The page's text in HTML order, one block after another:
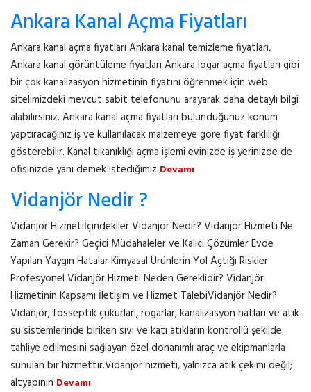
Ankara Kanal Açma Fiyatları
Ankara kanal açma fiyatları Ankara kanal temizleme fiyatları,
Ankara kanal görüntüleme fiyatları Ankara logar açma fiyatları gibi
bir çok kanalizasyon hizmetinin fiyatını öğrenmek için web
sitelimizdeki mevcut sabit telefonunu arayarak daha detaylı bilgi
alabilirsiniz. Ankara kanal açma fiyatları bulunduğunuz konum
yaptıracağınız iş ve kullanılacak malzemeye göre fiyat farklılığı
gösterebilir. Kanal tıkanıklığı açma işlemi evinizde iş yerinizde de
ofisinizde yani demek istediğimiz Devamı
Vidanjör Nedir ?
Vidanjör Hizmetiİçindekiler Vidanjör Nedir? Vidanjör Hizmeti Ne
Zaman Gerekir? Geçici Müdahaleler ve Kalıcı Çözümler Evde
Yapılan Yaygın Hatalar Kimyasal Ürünlerin Yol Açtığı Riskler
Profesyonel Vidanjör Hizmeti Neden Gereklidir? Vidanjör
Hizmetinin Kapsamı İletişim ve Hizmet TalebiVidanjör Nedir?
Vidanjör; fosseptik çukurları, rögarlar, kanalizasyon hatları ve atık
su sistemlerinde biriken sıvı ve katı atıkların kontrollü şekilde
tahliye edilmesini sağlayan özel donanımlı araç ve ekipmanlarla
sunulan bir hizmettir.Vidanjör hizmeti, yalnızca atık çekimi değil;
altyapının Devamı